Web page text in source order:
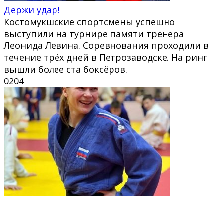
Держи удар!
Костомукшские спортсмены успешно
выступили на турнире памяти тренера
Леонида Левина. Соревнования проходили в
течение трёх дней в Петрозаводске. На ринг
вышли более ста боксёров.
0204